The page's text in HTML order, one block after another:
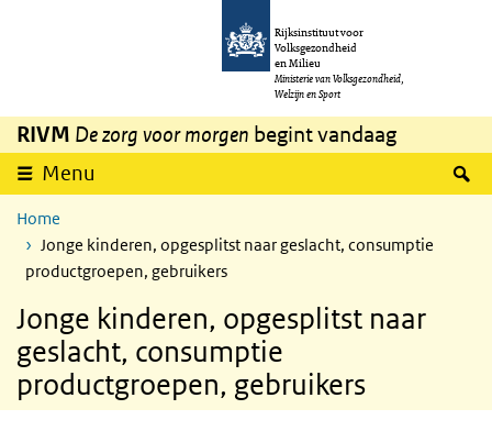
Overslaan en naar de inhoud gaan
Rijksinstituut voor
Volksgezondheid
en Milieu
Ministerie van Volksgezondheid,
Welzijn en Sport
RIVM De zorg voor morgen begint vandaag
Menu
Home
Jonge kinderen, opgesplitst naar geslacht, consumptie
productgroepen, gebruikers
Jonge kinderen, opgesplitst naar
geslacht, consumptie
productgroepen, gebruikers